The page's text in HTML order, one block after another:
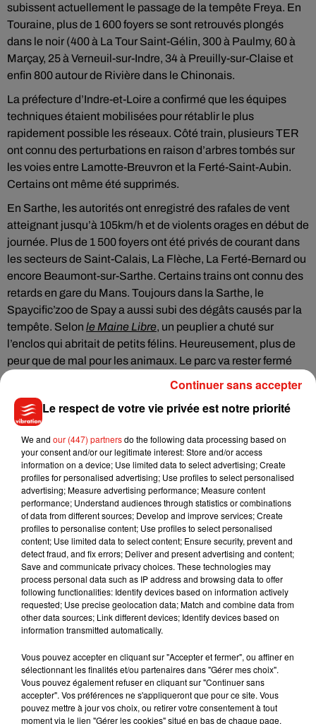
subissent actuellement le passage de la tempête Freya. En
Touraine, plus de 1 600 foyers se sont retrouvés plongés
dans le noir (400 à La Tour Saint-Gélin, 300 à Paulmy, 60 à
Marçay, 25 à Verneuil-sur-Indre, 34 à Preuilly-sur-Claise et
enfin 800 autour de Rivière dans le Chinonais.
La préfecture d’Indre-et-Loire a confirmé que les équipes
techniques étaient mobilisées pour rétablir le plus
rapidement possible les réseaux. Côté train, plusieurs TER
ont connu des perturbations en raison d’arbres tombés sur
les voies entre Lamotte-Breuvron et la Ferté-Saint-Aubin.
Certains ont même été supprimés.
En Sarthe, les autorités ont enregistré des rafales de vent
atteignant jusqu’à 105km/h et de violents orages en début de
journée. Plus de 1 500 foyers ont été privés de courant dans
les secteurs de Saint-Calais, La Flèche, La Ferté-Bernard ou
encore Beaumont-sur-Sarthe. Certains trains ont connu des
retards en gare du Mans. Toujours dans la Sarthe, le
Spaycific’zoo de Spay a aussi subi des dégâts causés par la
tempête. Selon le Maine Libre, un peuplier a chuté sur
l’enclos qui abritait de petits félins. Heureusement, plus de
peur que de mal pour les animaux. Le parc va rester fermé
Enfin en Bourgogne, des rafales allant jusqu’à 111km/h ont
été enregistrées, notamment en Saône-et-Loire à Mont-
Saint-Vincent. Pas de gros dégâts à déplorer pour le
moment, d’autant qu’on attend un apaisement d’ici la fin de
journée.
Musique
7 août 2026
Julien Lieb s’essaye à la vie de chatelain
dans son nouveau clip
Madonna sort enfin le remix de « Love
Sensation » avec Kylie Minogue
Le respect de votre vie privée est notre priorité
We and our (447) partnersdo the following data processing based on
your consent and/or our legitimate interest: Store and/or access
information on a device; Use limited data to select advertising; Create
profiles for personalised advertising; Use profiles to select personalised
advertising; Measure advertising performance; Measure content
performance; Understand audiences through statistics or combinations
of data from different sources; Develop and improve services; Create
profiles to personalise content; Use profiles to select personalised
content; Use limited data to select content; Ensure security, prevent and
detect fraud, and fix errors; Deliver and present advertising and content;
Save and communicate privacy choices. These technologies may
process personal data such as IP address and browsing data to offer
following functionalities: Identify devices based on information actively
requested; Use precise geolocation data; Match and combine data from
other data sources; Link different devices; Identify devices based on
information transmitted automatically.
Vous pouvez accepter en cliquant sur "Accepter et fermer", ou affiner en
sélectionnant les finalités et/ou partenaires dans "Gérer mes choix".
Vous pouvez également refuser en cliquant sur "Continuer sans
accepter". Vos préférences ne s'appliqueront que pour ce site. Vous
pouvez mettre à jour vos choix, ou retirer votre consentement à tout
moment via le lien "Gérer les cookies" situé en bas de chaque page.
Continuer sans accepter